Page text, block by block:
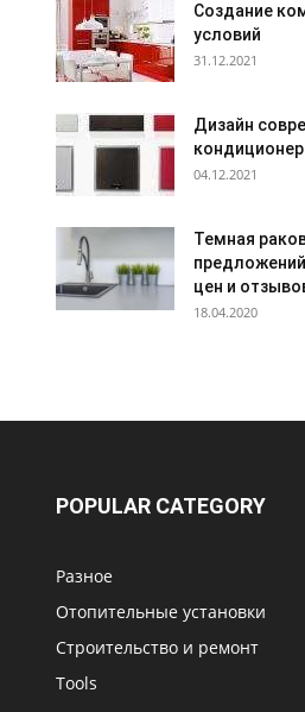
Создание
условий
31.12.2021
Дизайн
04.12.2021
Темная
цен и
18.04.2020
POPULAR CATEGORY
Разное
Отопительные установки
Строительство и ремонт
Tools